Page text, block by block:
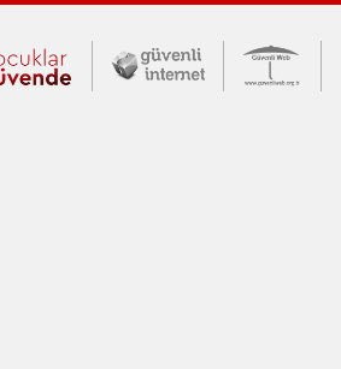
İletişim Merkezi
Çocuklar Güvende (yeni
Güvenli